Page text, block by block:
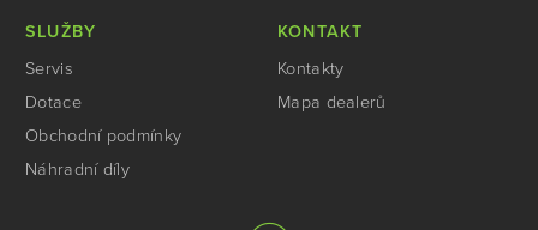
SLUŽBY
Servis
Dotace
Obchodní podmínky
Náhradní díly
KONTAKT
Kontakty
Mapa dealerů